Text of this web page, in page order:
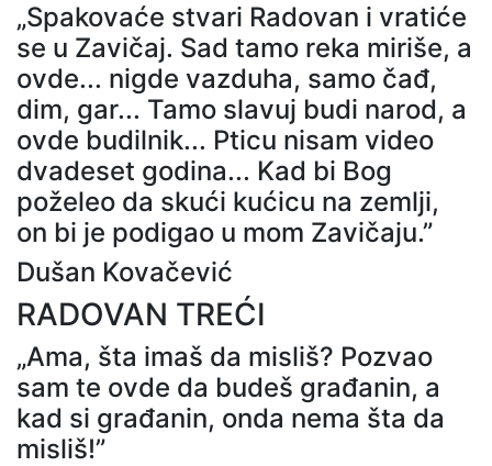
„Spakovaće stvari Radovan i vratiće
se u Zavičaj. Sad tamo reka miriše, a
ovde... nigde vazduha, samo čađ,
dim, gar... Tamo slavuj budi narod, a
ovde budilnik... Pticu nisam video
dvadeset godina... Kad bi Bog
poželeo da skući kućicu na zemlji,
on bi je podigao u mom Zavičaju.”
Dušan Kovačević
RADOVAN TREĆI
„Ama, šta imaš da misliš? Pozvao
sam te ovde da budeš građanin, a
kad si građanin, onda nema šta da
misliš!”